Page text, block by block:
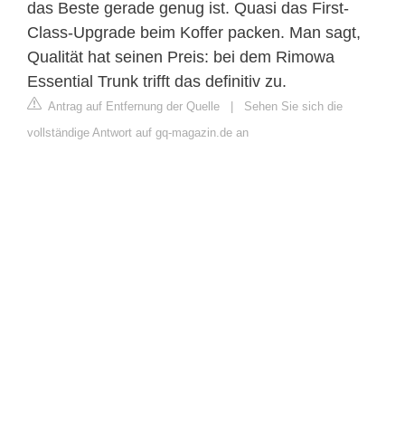
das Beste gerade genug ist. Quasi das First-
Class-Upgrade beim Koffer packen. Man sagt,
Qualität hat seinen Preis: bei dem Rimowa
Essential Trunk trifft das definitiv zu.
Antrag auf Entfernung der Quelle
Sehen Sie sich die
vollständige Antwort auf gq-magazin.de an